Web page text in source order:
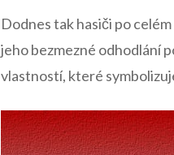
Dodnes tak hasiči po
jeho bezmezné odhodlání
vlastností, které